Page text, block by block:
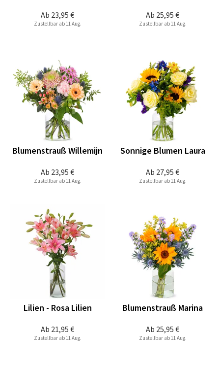
Ab 23,95 €
Zustellbar ab 11 Aug.
Ab 25,95 €
Zustellbar ab 11 Aug.
Ab 23,95 €
Blumenstrauß Willemijn
Zustellbar ab 11 Aug.
Ab 27,95 €
Sonnige Blumen Laura
Zustellbar ab 11 Aug.
Ab 21,95 €
Lilien - Rosa Lilien
Zustellbar ab 11 Aug.
Ab 25,95 €
Blumenstrauß Marina
Zustellbar ab 11 Aug.